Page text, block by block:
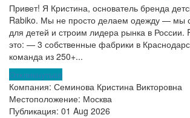
Привет! Я Кристина, основатель бренда
Rabiko. Мы не просто делаем одежду — мы
для детей и строим лидера рынка в России.
это: — 3 собственные фабрики в
команда из 250+...
Откликнуться
Компания: Семинова Кристина Викторовна
Местоположение: Москва
Публикация: 01 Aug 2026